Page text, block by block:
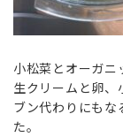
小松菜とオーガニ
生クリームと卵、
ブン代わりにもな
た。